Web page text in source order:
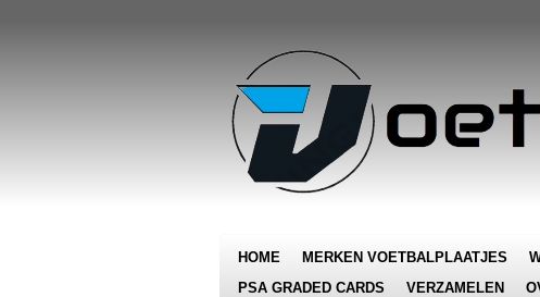
HOME MERKEN VOETBALPLAATJES
PSA GRADED CARDS
VERZAMELEN